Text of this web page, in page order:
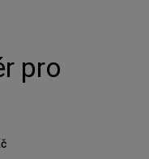
pro